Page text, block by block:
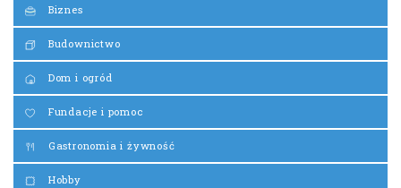
Biznes
Budownictwo
Dom i ogród
Fundacje i pomoc
Gastronomia i żywność
Hobby